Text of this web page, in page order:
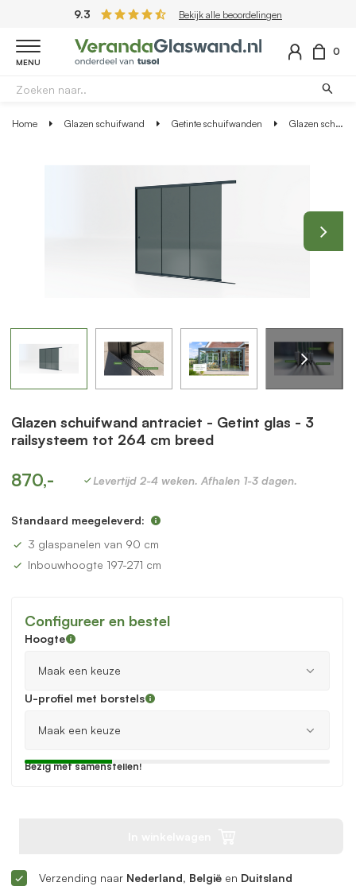
9.3 Bekijk alle beoordelingen
MENU
0
Home Glazen schuifwand Getinte schuifwanden Glazen schuifwand antraciet - Getint glas - 3 railsysteem tot 264 cm breed
Glazen schuifwand antraciet - Getint glas - 3
railsysteem tot 264 cm breed
870,- Levertijd 2-4 weken. Afhalen 1-3 dagen.
Standaard meegeleverd:
3 glaspanelen van 90 cm
Inbouwhoogte 197-271 cm
Configureer en bestel
Hoogte
U-profiel met borstels
Bezig met samenstellen!
Verzending naar Nederland, België en Duitsland